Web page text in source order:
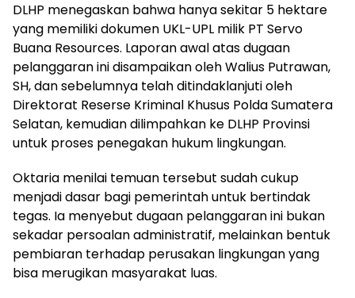
DLHP menegaskan bahwa hanya sekitar 5 hektare
yang memiliki dokumen UKL-UPL milik PT Servo
Buana Resources. Laporan awal atas dugaan
pelanggaran ini disampaikan oleh Walius Putrawan,
SH, dan sebelumnya telah ditindaklanjuti oleh
Direktorat Reserse Kriminal Khusus Polda Sumatera
Selatan, kemudian dilimpahkan ke DLHP Provinsi
untuk proses penegakan hukum lingkungan.
Oktaria menilai temuan tersebut sudah cukup
menjadi dasar bagi pemerintah untuk bertindak
tegas. Ia menyebut dugaan pelanggaran ini bukan
sekadar persoalan administratif, melainkan bentuk
pembiaran terhadap perusakan lingkungan yang
bisa merugikan masyarakat luas.